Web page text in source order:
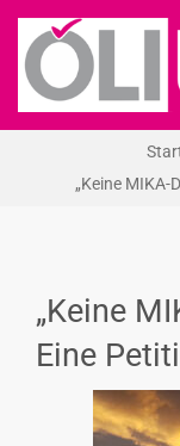
Zum
Inhalt
springen
NEWS
„Keine MIKA-
„Keine
Eine